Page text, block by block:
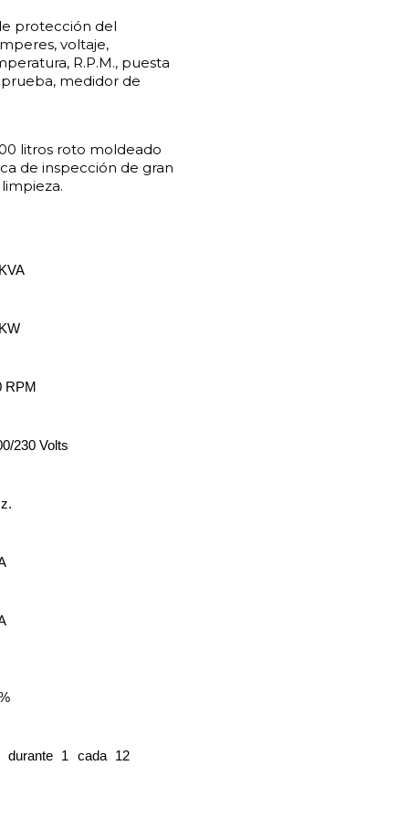
protección del
voltaje,
R.P.M., puesta
medidor de
litros roto moldeado
de inspección de gran
RPM
230 Volts
durante 1 cada 12